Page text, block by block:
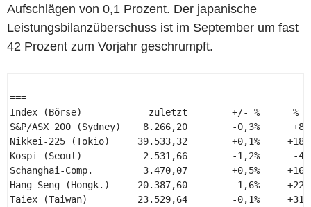
Aufschlägen von 0,1 Prozent. Der japanische
Leistungsbilanzüberschuss ist im September um fast
42 Prozent zum Vorjahr geschrumpft.
===
Index (Börse)            zuletzt        +/- %      %
S&P/ASX 200 (Sydney)    8.266,20        -0,3%
Nikkei-225 (Tokio)     39.533,32        +0,1%
Kospi (Seoul)           2.531,66        -1,2%      -
Schanghai-Comp.         3.470,07        +0,5%
Hang-Seng (Hongk.)     20.387,60        -1,6%
Taiex (Taiwan)         23.529,64        -0,1%